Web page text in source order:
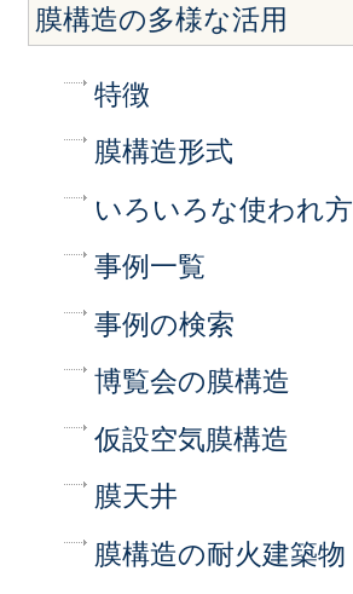
膜構造の多様な活用
特徴
膜構造形式
いろいろな使われ方
事例一覧
事例の検索
博覧会の膜構造
仮設空気膜構造
膜天井
膜構造の耐火建築物